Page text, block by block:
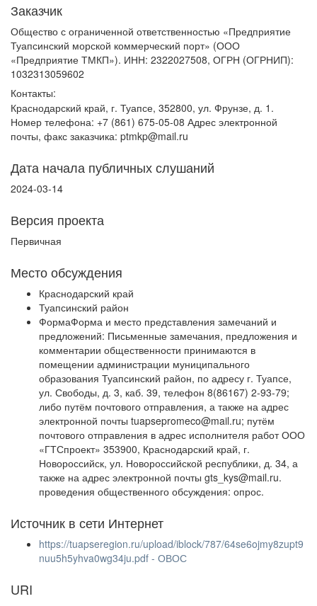
Заказчик
Общество с ограниченной ответственностью «Предприятие
Туапсинский морской коммерческий порт» (ООО
«Предприятие ТМКП»). ИНН: 2322027508, ОГРН (ОГРНИП):
1032313059602
Контакты:
Краснодарский край, г. Туапсе, 352800, ул. Фрунзе, д. 1.
Номер телефона: +7 (861) 675-05-08 Адрес электронной
почты, факс заказчика: ptmkp@mail.ru
Дата начала публичных слушаний
2024-03-14
Версия проекта
Первичная
Место обсуждения
Краснодарский край
Туапсинский район
ФормаФорма и место представления замечаний и
предложений: Письменные замечания, предложения и
комментарии общественности принимаются в
помещении администрации муниципального
образования Туапсинский район, по адресу г. Туапсе,
ул. Свободы, д. 3, каб. 39, телефон 8(86167) 2-93-79;
либо путём почтового отправления, а также на адрес
электронной почты tuapsepromeco@mail.ru; путём
почтового отправления в адрес исполнителя работ ООО
«ГТСпроект» 353900, Краснодарский край, г.
Новороссийск, ул. Новороссийской республики, д. 34, а
также на адрес электронной почты gts_kys@mail.ru.
проведения общественного обсуждения: опрос.
Источник в сети Интернет
https://tuapseregion.ru/upload/iblock/787/64se6ojmy8zupt9
nuu5h5yhva0wg34ju.pdf - ОВОС
URI